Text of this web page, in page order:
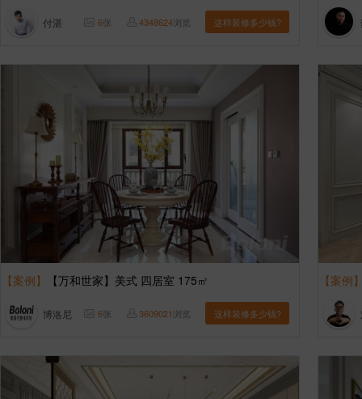
付湛 6张 4348624浏览 这样装修多少钱?
【案例】 【万和世家】美式 四居室 175㎡
博洛尼 6张 3609021浏览 这样装修多少钱?
【案例